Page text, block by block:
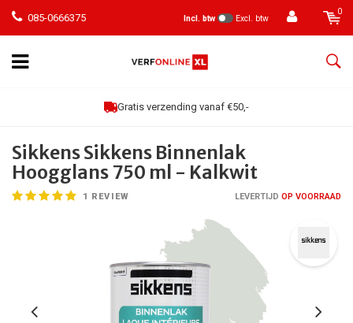
085-0666375 Incl. btw Excl. btw
0
Gratis verzending vanaf €50,-
Sikkens Sikkens Binnenlak
Hoogglans 750 ml - Kalkwit
1 REVIEW LEVERTIJD OP VOORRAAD